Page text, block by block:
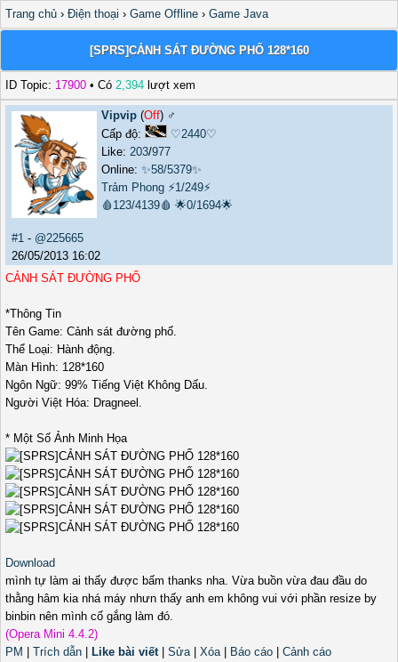
Trang chủ › Điện thoại › Game Offline › Game Java
[SPRS]CẢNH SÁT ĐƯỜNG PHỐ 128*160
ID Topic: 17900 • Có 2,394 lượt xem
Vipvip (Off) ♂️
Cấp độ:
♡2440♡
Like:203/977
Online:✨58/5379✨
Trảm Phong ⚡1/249⚡
🩸123/4139🩸 🌟0/1694🌟
#1 - @225665
26/05/2013 16:02
CẢNH SÁT ĐƯỜNG PHỐ
*Thông Tin
Tên Game: Cảnh sát đường phố.
Thể Loại: Hành động.
Màn Hình: 128*160
Ngôn Ngữ: 99% Tiếng Việt Không Dấu.
Người Việt Hóa: Dragneel.
* Một Số Ảnh Minh Họa
Download
mình tự làm ai thấy được bấm thanks nha. Vừa buồn vừa đau đầu do
thằng hâm kia nhá máy nhưn thấy anh em không vui với phần resize by
binbin nên mình cố gắng làm đó.
(Opera Mini 4.4.2)
PM
Trích dẫn Like bài viết| Sửa| Xóa| Báo cáo
Cảnh cáo